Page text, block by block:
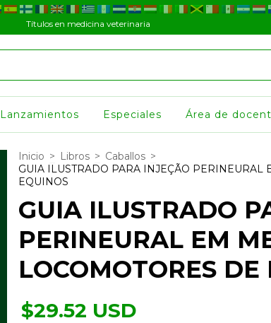
Títulos en medicina veterinaria
Lanzamientos Especiales Área de
Inicio > Libros > Caballos >
GUIA ILUSTRADO PARA INJEÇÃO PERINEURAL
EQUINOS
GUIA ILUSTRADO
PERINEURAL EM
LOCOMOTORES DE
$29.52 USD